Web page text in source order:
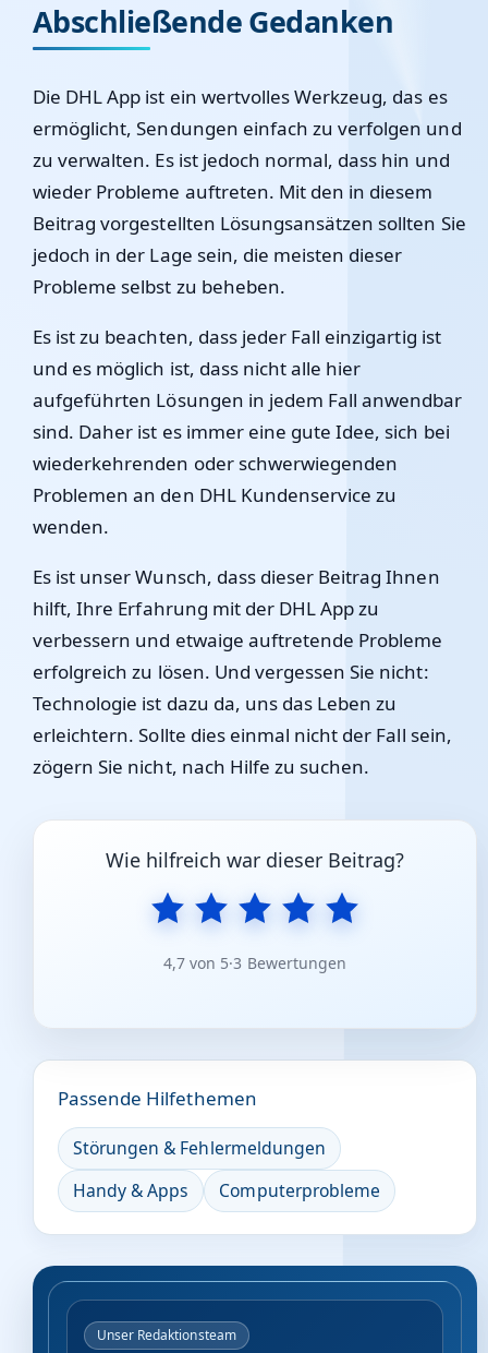
Abschließende Gedanken
Die DHL App ist ein wertvolles Werkzeug, das es
ermöglicht, Sendungen einfach zu verfolgen und
zu verwalten. Es ist jedoch normal, dass hin und
wieder Probleme auftreten. Mit den in diesem
Beitrag vorgestellten Lösungsansätzen sollten Sie
jedoch in der Lage sein, die meisten dieser
Probleme selbst zu beheben.
Es ist zu beachten, dass jeder Fall einzigartig ist
und es möglich ist, dass nicht alle hier
aufgeführten Lösungen in jedem Fall anwendbar
sind. Daher ist es immer eine gute Idee, sich bei
wiederkehrenden oder schwerwiegenden
Problemen an den DHL Kundenservice zu
wenden.
Es ist unser Wunsch, dass dieser Beitrag Ihnen
hilft, Ihre Erfahrung mit der DHL App zu
verbessern und etwaige auftretende Probleme
erfolgreich zu lösen. Und vergessen Sie nicht:
Technologie ist dazu da, uns das Leben zu
erleichtern. Sollte dies einmal nicht der Fall sein,
zögern Sie nicht, nach Hilfe zu suchen.
Wie hilfreich war dieser Beitrag?
4,7 von 5·3 Bewertungen
Passende Hilfethemen
Störungen & Fehlermeldungen
Handy & Apps
Computerprobleme
Unser Redaktionsteam